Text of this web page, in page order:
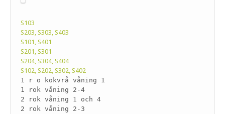
S103
S203, S303, S403
S101, S401
S201, S301
S204, S304, S404
S102, S202, S302, S402
1 r o kokvrå våning 1
1 rok våning 2-4
2 rok våning 1 och 4
2 rok våning 2-3